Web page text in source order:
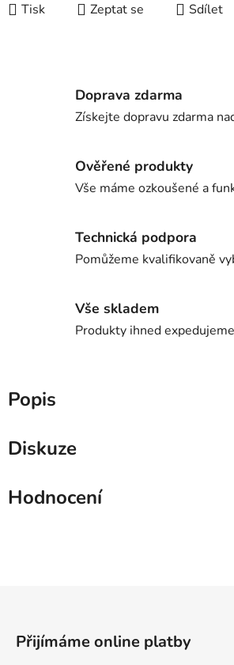
Tisk Zeptat se Sdílet
Doprava zdarma
Získejte dopravu zdarma
Ověřené produkty
Vše máme ozkoušené a
Technická podpora
Pomůžeme kvalifikovaně
Vše skladem
Produkty ihned expedujeme
Popis
Diskuze
Hodnocení
Přijímáme online platby